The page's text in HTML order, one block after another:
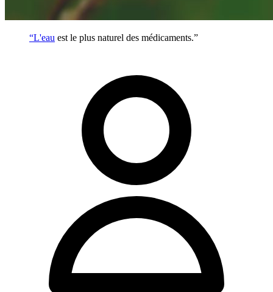
“L'eau est le plus naturel des médicaments.”